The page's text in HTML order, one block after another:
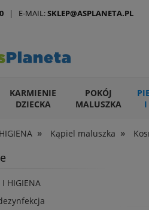
KARMIENIE
DZIECKA
POKÓJ
MALUSZKA
I
ZWIERZĄT
» Kąpiel maluszka »
| E-MAIL:SKLEP@ASPLANETA.PL
I HIGIENA